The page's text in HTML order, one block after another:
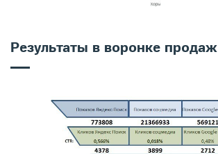
Результаты в воронке продаж